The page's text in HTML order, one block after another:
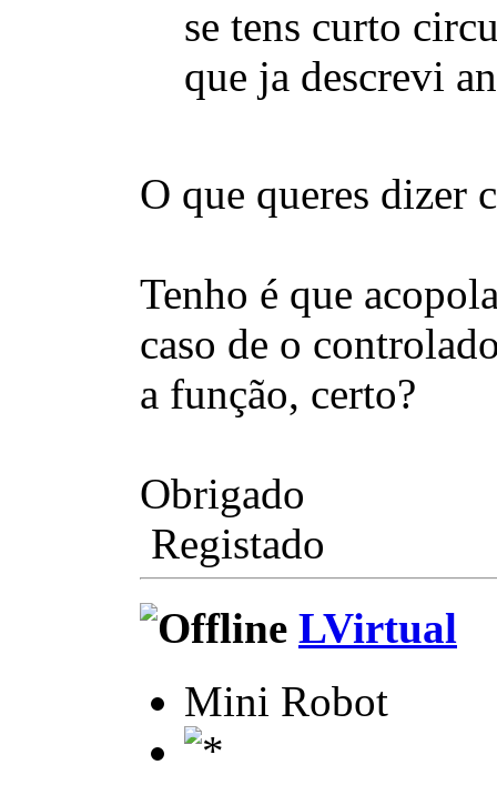
se tens curto
que ja descrevi
O que queres dizer
Tenho é que
caso de o
a função, certo?
Obrigado
Registado
LVirtual
Mini Robot